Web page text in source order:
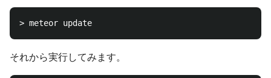
それから実行してみます。